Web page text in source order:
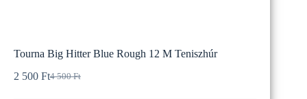
Tourna Big Hitter Blue Rough 12 M Teniszhúr
4 500Ft
Original
2 500 FtCurrent